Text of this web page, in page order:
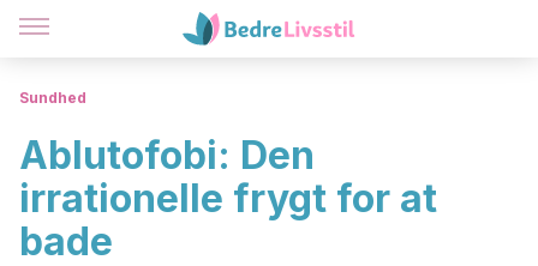
Sundhed
Ablutofobi: Den
irrationelle frygt for at
bade